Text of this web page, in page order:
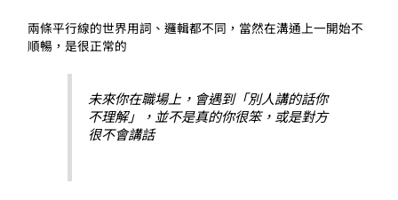
兩條平行線的世界用詞、邏輯都不同，當然在溝通上一開始不
順暢，是很正常的
未來你在職場上，會遇到「別人講的話你
不理解」，並不是真的你很笨，或是對方
很不會講話